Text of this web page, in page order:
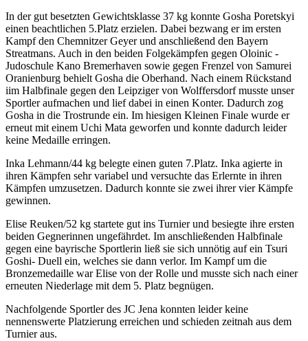
In der gut besetzten Gewichtsklasse 37 kg konnte Gosha Poretskyi
einen beachtlichen 5.Platz erzielen. Dabei bezwang er im ersten
Kampf den Chemnitzer Geyer und anschließend den Bayern
Streatmans. Auch in den beiden Folgekämpfen gegen Oloinic -
Judoschule Kano Bremerhaven sowie gegen Frenzel von Samurei
Oranienburg behielt Gosha die Oberhand. Nach einem Rückstand
iim Halbfinale gegen den Leipziger von Wolffersdorf musste unser
Sportler aufmachen und lief dabei in einen Konter. Dadurch zog
Gosha in die Trostrunde ein. Im hiesigen Kleinen Finale wurde er
erneut mit einem Uchi Mata geworfen und konnte dadurch leider
keine Medaille erringen.
Inka Lehmann/44 kg belegte einen guten 7.Platz. Inka agierte in
ihren Kämpfen sehr variabel und versuchte das Erlernte in ihren
Kämpfen umzusetzen. Dadurch konnte sie zwei ihrer vier Kämpfe
gewinnen.
Elise Reuken/52 kg startete gut ins Turnier und besiegte ihre ersten
beiden Gegnerinnen ungefährdet. Im anschließenden Halbfinale
gegen eine bayrische Sportlerin ließ sie sich unnötig auf ein Tsuri
Goshi- Duell ein, welches sie dann verlor. Im Kampf um die
Bronzemedaille war Elise von der Rolle und musste sich nach einer
erneuten Niederlage mit dem 5. Platz begnügen.
Nachfolgende Sportler des JC Jena konnten leider keine
nennenswerte Platzierung erreichen und schieden zeitnah aus dem
Turnier aus.